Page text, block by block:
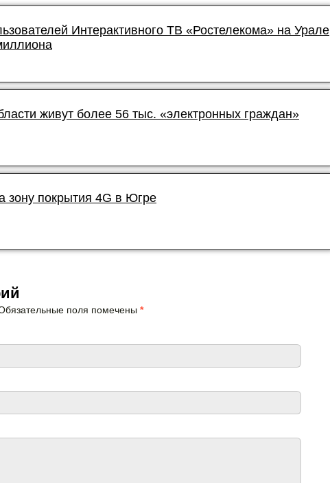
Интерактивного ТВ «Ростелекома» на Урале
живут более 56 тыс. «электронных граждан»
зону покрытия 4G в Югре
поля помечены *